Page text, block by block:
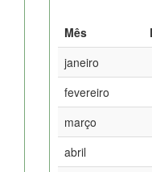
Mês
janeiro
fevereiro
março
abril